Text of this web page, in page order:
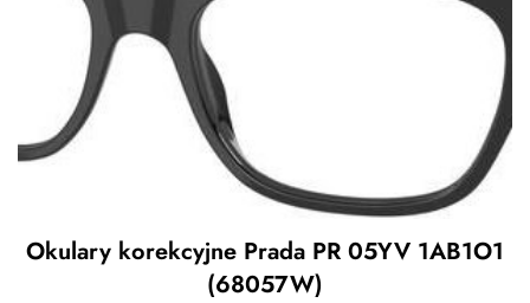
Okulary korekcyjne Prada PR 05YV 1AB1O1
(68057W)